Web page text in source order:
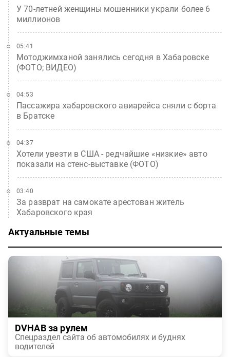
У 70-летней женщины мошенники украли более 6
миллионов
Мотоджимханой занялись сегодня в Хабаровске
(ФОТО; ВИДЕО)
05:41
Пассажира хабаровского авиарейса сняли с борта
в Братске
04:53
Хотели увезти в США - редчайшие «низкие» авто
показали на стенс-выставке (ФОТО)
04:37
За разврат на самокате арестован житель
Хабаровского края
03:40
Актуальные темы
DVHAB за рулем
Спецраздел сайта об автомобилях и буднях
водителей